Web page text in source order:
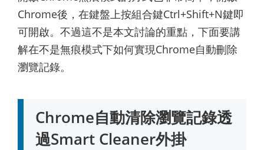
Chrome後，在鍵盤上按組合鍵Ctrl+Shift+N鍵即
可開啟。不過這不是本文討論的重點，下面要講
解在不是無痕模式下如何實現Chrome自動刪除
瀏覽記錄。
Chrome自動清除瀏覽記錄透
過Smart Cleaner外掛